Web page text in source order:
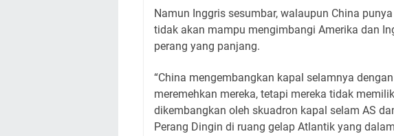
Namun Inggris sesumbar, walaupun China
tidak akan mampu mengimbangi Amerika dan
perang yang panjang.
“China mengembangkan kapal selamnya
meremehkan mereka, tetapi mereka tidak
dikembangkan oleh skuadron kapal selam AS
Perang Dingin di ruang gelap Atlantik yang